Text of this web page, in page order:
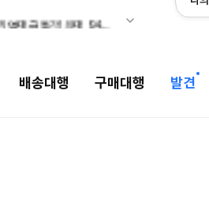
조마샵) 버버리 역대급 특가! 최대 94% 세일
배송대행 구매대행 발견